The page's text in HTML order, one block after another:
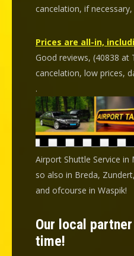
cancelation, if necessary,
Prices are all-in,
Good reviews, (40838
cancelation, low prices,
.
Airport Shuttle Service in
so also in Breda,
and ofcourse in Waspik!
Our local
time!